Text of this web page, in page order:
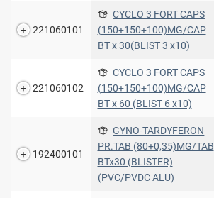
221060101
CYCLO 3 FORT CAPS
(150+150+100)MG/CAP
ΒΤ x 30(BLIST 3 x10)
221060102
CYCLO 3 FORT CAPS
(150+150+100)MG/CAP
ΒΤ x 60 (BLIST 6 x10)
192400101
GYNO-TARDYFERON
PR.TAB (80+0,35)MG/TAB
BTx30 (BLISTER)
(PVC/PVDC ALU)